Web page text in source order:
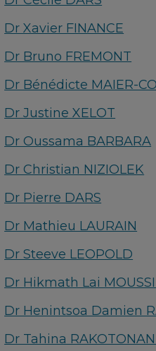
Dr Xavier FINANCE
Dr Bruno FREMONT
Dr Bénédicte MAIER-
Dr Justine XELOT
Dr Oussama BARBARA
Dr Christian NIZIOLEK
Dr Pierre DARS
Dr Mathieu LAURAIN
Dr Steeve LEOPOLD
Dr Hikmath Lai
Dr Henintsoa Damien
Dr Tahina